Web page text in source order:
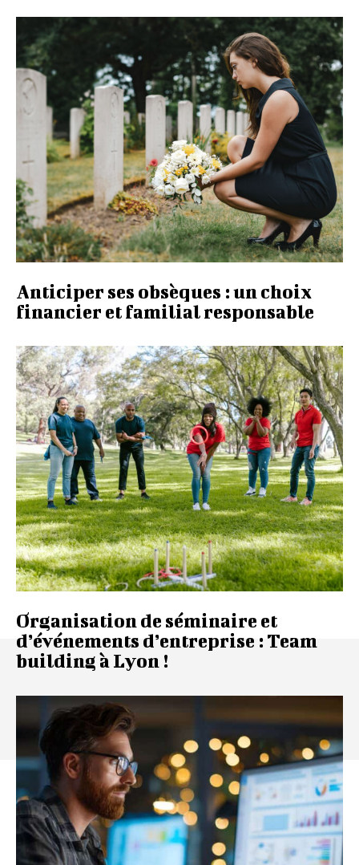
Anticiper ses obsèques : un choix
financier et familial responsable
Organisation de séminaire et
d’événements d’entreprise : Team
building à Lyon !